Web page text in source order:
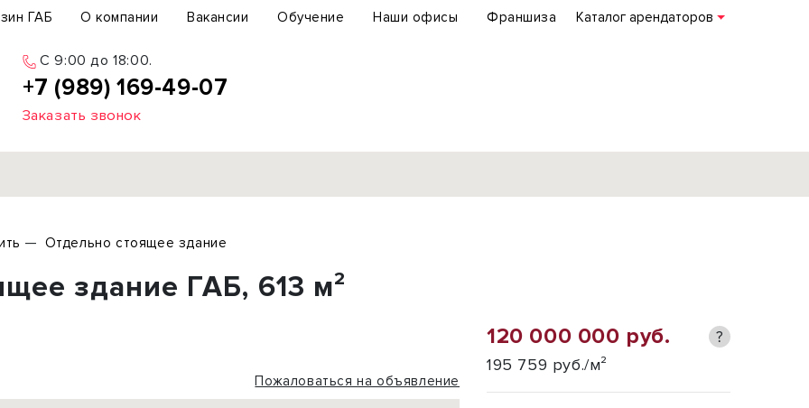
ГАБ О компании Вакансии Обучение Наши офисы Франшиза Каталог арендаторов
C 9:00 до 18:00.
+7 (989) 169-49-07
Заказать звонок
участок
здание
Торговое помещение
Подробнее
Отдельно стоящее здание
здание ГАБ, 613 м²
Пожаловаться на объявление
120 000 000 руб. ?
195 759 руб./м²